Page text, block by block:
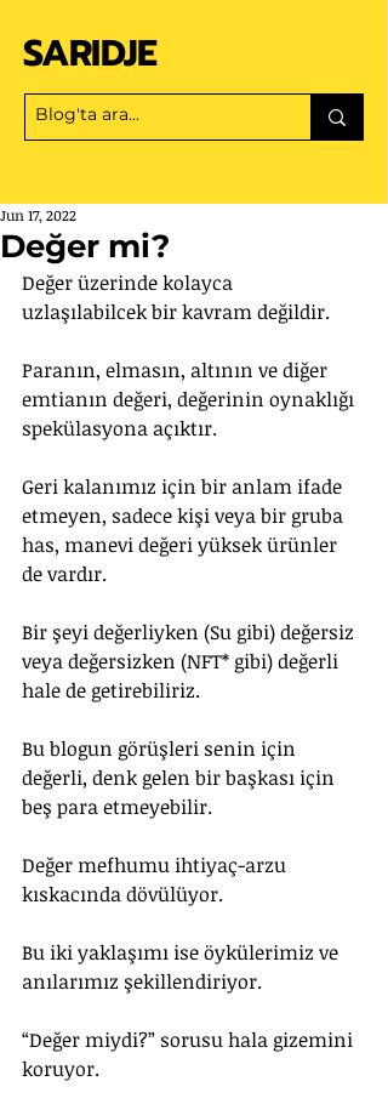
SARIDJE
Değer mi?
Jun 17, 2022
Değer üzerinde kolayca
uzlaşılabilcek bir kavram değildir.
Paranın, elmasın, altının ve diğer
emtianın değeri, değerinin oynaklığı
spekülasyona açıktır.
Geri kalanımız için bir anlam ifade
etmeyen, sadece kişi veya bir gruba
has, manevi değeri yüksek ürünler
de vardır.
Bir şeyi değerliyken (Su gibi) değersiz
veya değersizken (NFT* gibi) değerli
hale de getirebiliriz.
Bu blogun görüşleri senin için
değerli, denk gelen bir başkası için
beş para etmeyebilir.
Değer mefhumu ihtiyaç-arzu
kıskacında dövülüyor.
Bu iki yaklaşımı ise öykülerimiz ve
anılarımız şekillendiriyor.
“Değer miydi?” sorusu hala gizemini
koruyor.